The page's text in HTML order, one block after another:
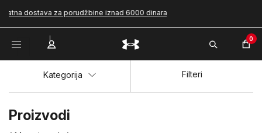
Plaćanje karticom ili pouzećem
0
Proizvodi
Kategorija Filteri